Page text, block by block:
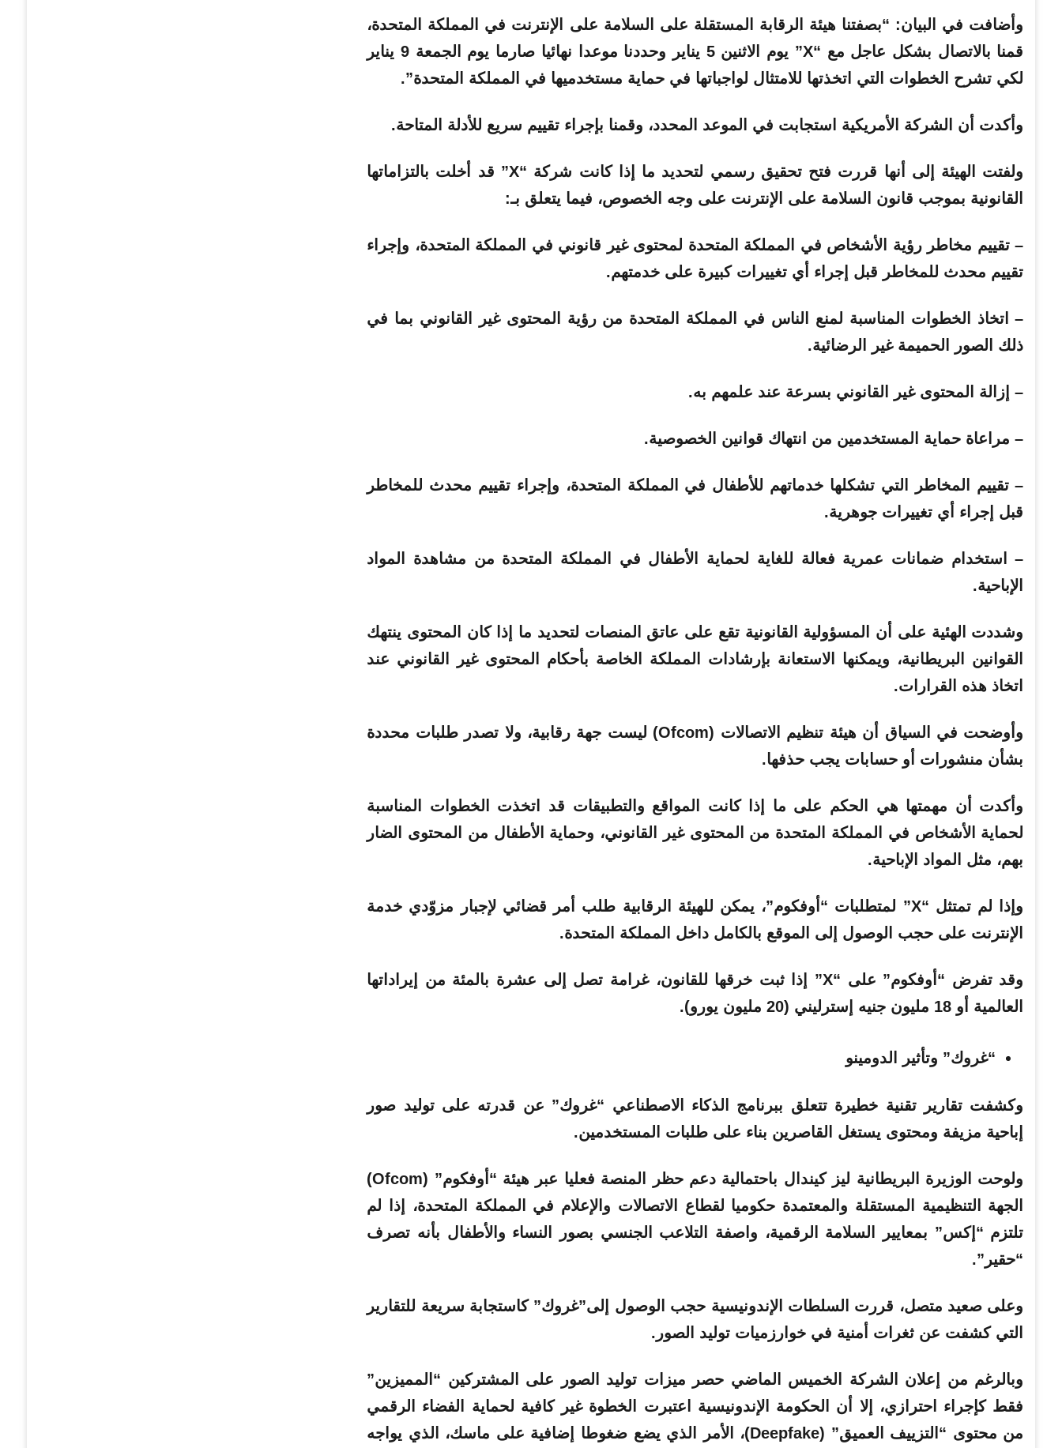
وأضافت في البيان: “بصفتنا هيئة الرقابة المستقلة على السلامة على الإنترنت في المملكة المتحدة،
قمنا بالاتصال بشكل عاجل مع “X” يوم الاثنين 5 يناير وحددنا موعدا نهائيا صارما يوم الجمعة 9 يناير
لكي تشرح الخطوات التي اتخذتها للامتثال لواجباتها في حماية مستخدميها في المملكة المتحدة”.
وأكدت أن الشركة الأمريكية استجابت في الموعد المحدد، وقمنا بإجراء تقييم سريع للأدلة المتاحة.
ولفتت الهيئة إلى أنها قررت فتح تحقيق رسمي لتحديد ما إذا كانت شركة “X” قد أخلت بالتزاماتها
القانونية بموجب قانون السلامة على الإنترنت على وجه الخصوص، فيما يتعلق بـ:
– تقييم مخاطر رؤية الأشخاص في المملكة المتحدة لمحتوى غير قانوني في المملكة المتحدة، وإجراء
تقييم محدث للمخاطر قبل إجراء أي تغييرات كبيرة على خدمتهم.
– اتخاذ الخطوات المناسبة لمنع الناس في المملكة المتحدة من رؤية المحتوى غير القانوني بما في
ذلك الصور الحميمة غير الرضائية.
– إزالة المحتوى غير القانوني بسرعة عند علمهم به.
– مراعاة حماية المستخدمين من انتهاك قوانين الخصوصية.
– تقييم المخاطر التي تشكلها خدماتهم للأطفال في المملكة المتحدة، وإجراء تقييم محدث للمخاطر
قبل إجراء أي تغييرات جوهرية.
– استخدام ضمانات عمرية فعالة للغاية لحماية الأطفال في المملكة المتحدة من مشاهدة المواد
الإباحية.
وشددت الهئية على أن المسؤولية القانونية تقع على عاتق المنصات لتحديد ما إذا كان المحتوى ينتهك
القوانين البريطانية، ويمكنها الاستعانة بإرشادات المملكة الخاصة بأحكام المحتوى غير القانوني عند
اتخاذ هذه القرارات.
وأوضحت في السياق أن هيئة تنظيم الاتصالات (Ofcom) ليست جهة رقابية، ولا تصدر طلبات محددة
بشأن منشورات أو حسابات يجب حذفها.
وأكدت أن مهمتها هي الحكم على ما إذا كانت المواقع والتطبيقات قد اتخذت الخطوات المناسبة
لحماية الأشخاص في المملكة المتحدة من المحتوى غير القانوني، وحماية الأطفال من المحتوى الضار
بهم، مثل المواد الإباحية.
وإذا لم تمتثل “X” لمتطلبات “أوفكوم”، يمكن للهيئة الرقابية طلب أمر قضائي لإجبار مزوّدي خدمة
الإنترنت على حجب الوصول إلى الموقع بالكامل داخل المملكة المتحدة.
وقد تفرض “أوفكوم” على “X” إذا ثبت خرقها للقانون، غرامة تصل إلى عشرة بالمئة من إيراداتها
العالمية أو 18 مليون جنيه إسترليني (20 مليون يورو).
“غروك” وتأثير الدومينو
وكشفت تقارير تقنية خطيرة تتعلق ببرنامج الذكاء الاصطناعي “غروك” عن قدرته على توليد صور
إباحية مزيفة ومحتوى يستغل القاصرين بناء على طلبات المستخدمين.
ولوحت الوزيرة البريطانية ليز كيندال باحتمالية دعم حظر المنصة فعليا عبر هيئة “أوفكوم” (Ofcom)
الجهة التنظيمية المستقلة والمعتمدة حكوميا لقطاع الاتصالات والإعلام في المملكة المتحدة، إذا لم
تلتزم “إكس” بمعايير السلامة الرقمية، واصفة التلاعب الجنسي بصور النساء والأطفال بأنه تصرف
“حقير”.
وعلى صعيد متصل، قررت السلطات الإندونيسية حجب الوصول إلى”غروك” كاستجابة سريعة للتقارير
التي كشفت عن ثغرات أمنية في خوارزميات توليد الصور.
وبالرغم من إعلان الشركة الخميس الماضي حصر ميزات توليد الصور على المشتركين “المميزين”
فقط كإجراء احترازي، إلا أن الحكومة الإندونيسية اعتبرت الخطوة غير كافية لحماية الفضاء الرقمي
من محتوى “التزييف العميق” (Deepfake)، الأمر الذي يضع ضغوطا إضافية على ماسك، الذي يواجه